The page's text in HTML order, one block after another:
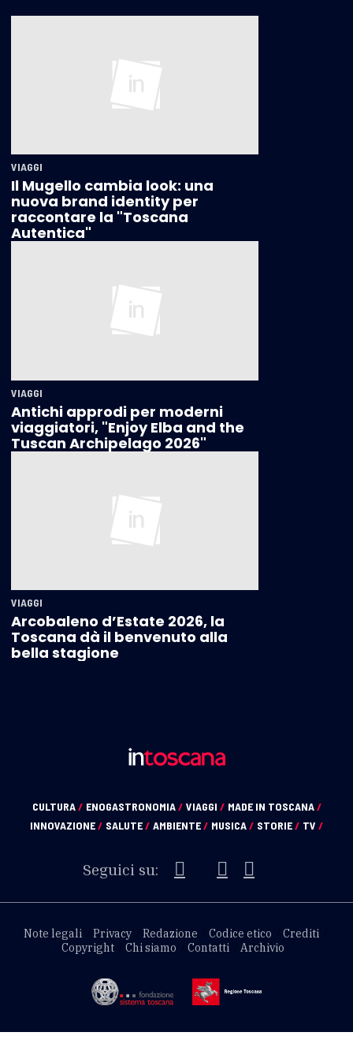
VIAGGI
Il Mugello cambia look: una
nuova brand identity per
raccontare la "Toscana
Autentica"
VIAGGI
Antichi approdi per moderni
viaggiatori, "Enjoy Elba and the
Tuscan Archipelago 2026"
VIAGGI
Arcobaleno d’Estate 2026, la
Toscana dà il benvenuto alla
bella stagione
CULTURA/ ENOGASTRONOMIA/ VIAGGI / MADE IN TOSCANA/
INNOVAZIONE/ SALUTE/ AMBIENTE/ MUSICA/ STORIE/ TV /
Seguici su:
Note legali Privacy Redazione Codice etico
Crediti
Copyright
Chi siamo Contatti Archivio